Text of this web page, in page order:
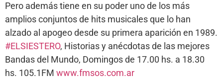
Pero además tiene en su poder uno de los más
amplios conjuntos de hits musicales que lo han
alzado al apogeo desde su primera aparición en 1989.
#ELSIESTERO, Historias y anécdotas de las mejores
Bandas del Mundo, Domingos de 17.00 hs. a 18.30
hs. 105.1FM www.fmsos.com.ar